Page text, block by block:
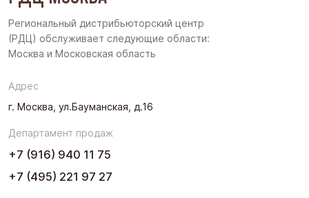
Поволжье
Урал
Региональный дистрибьюторский центр
(РДЦ) обслуживает следующие области:
Москва и Московская область
Адрес
г. Москва, ул.Бауманская, д.16
Департамент продаж
+7 (916) 940 11 75
+7 (495) 221 97 27